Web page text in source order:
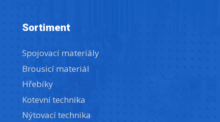
Sortiment
Spojovací materiály
Brousicí materiál
Hřebíky
Kotevní technika
Nýtovací technika